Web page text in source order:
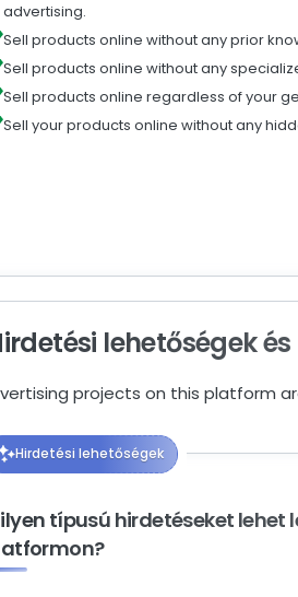
advertising.
Sell products online without any prior
Sell products online without any
Sell products online regardless of your
Sell your products online without any
lehetőségek
projects on this platform
Hirdetési lehetőségek
típusú hirdetéseket lehet